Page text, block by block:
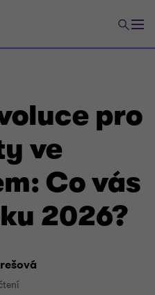
pro
ve
Co vás
2026?